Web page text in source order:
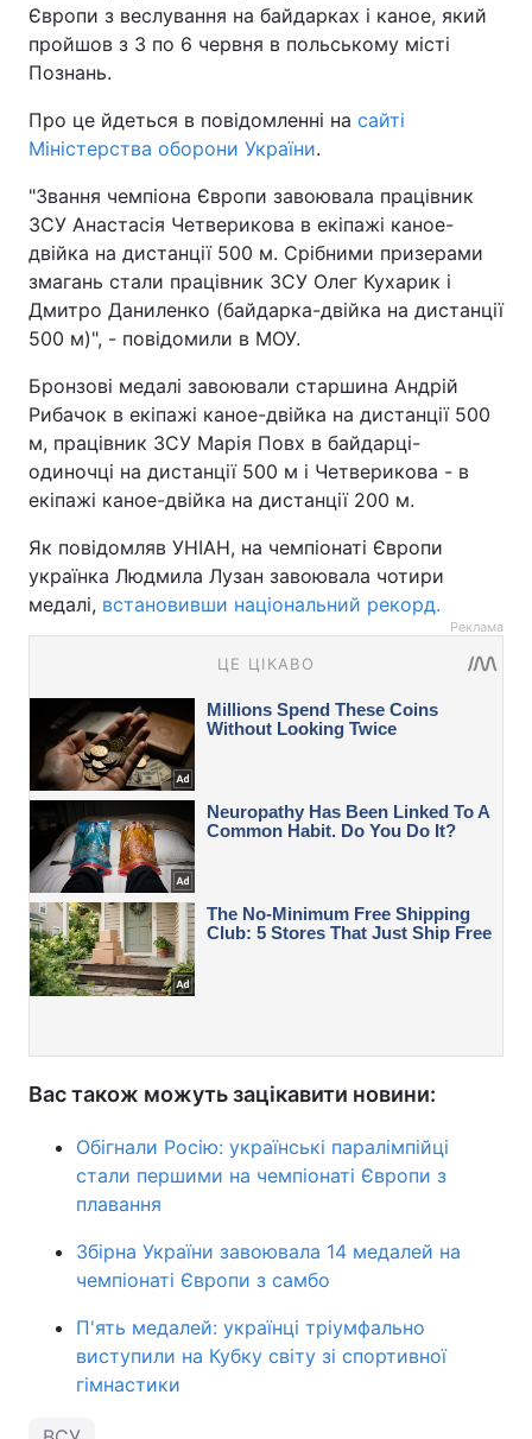
Європи з веслування на байдарках і каное, який
пройшов з 3 по 6 червня в польському місті
Познань.
Про це йдеться в повідомленні на сайті
Міністерства оборони України.
"Звання чемпіона Європи завоювала працівник
ЗСУ Анастасія Четверикова в екіпажі каное-
двійка на дистанції 500 м. Срібними призерами
змагань стали працівник ЗСУ Олег Кухарик і
Дмитро Даниленко (байдарка-двійка на дистанції
500 м)", - повідомили в МОУ.
Бронзові медалі завоювали старшина Андрій
Рибачок в екіпажі каное-двійка на дистанції 500
м, працівник ЗСУ Марія Повх в байдарці-
одиночці на дистанції 500 м і Четверикова - в
екіпажі каное-двійка на дистанції 200 м.
Як повідомляв УНІАН, на чемпіонаті Європи
українка Людмила Лузан завоювала чотири
медалі, встановивши національний рекорд.
Реклама
Вас також можуть зацікавити новини:
Обігнали Росію: українські паралімпійці
стали першими на чемпіонаті Європи з
плавання
Збірна України завоювала 14 медалей на
чемпіонаті Європи з самбо
П'ять медалей: українці тріумфально
виступили на Кубку світу зі спортивної
гімнастики